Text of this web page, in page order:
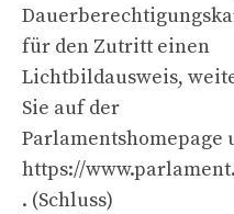
für den Zutritt einen
Lichtbildausweis,
Sie auf der
Parlamentshomepage
https://
. (Schluss)